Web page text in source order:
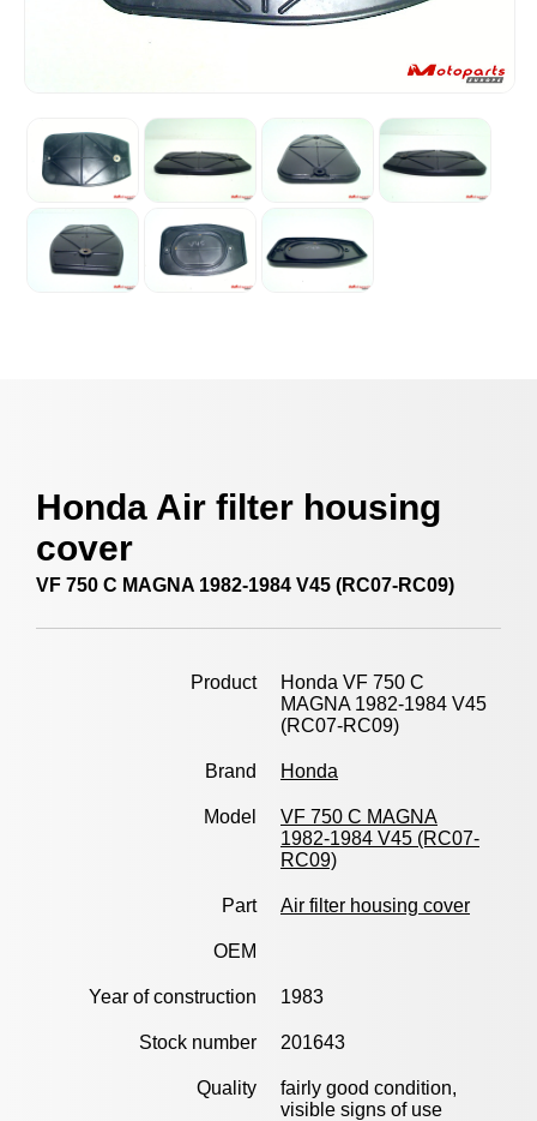
Honda Air filter housing
cover
VF 750 C MAGNA 1982-1984 V45 (RC07-RC09)
Product
Honda VF 750 C
MAGNA 1982-1984 V45
(RC07-RC09)
Brand Honda
Model
VF 750 C MAGNA
1982-1984 V45 (RC07-
RC09)
Part Air filter housing cover
OEM
Year of construction 1983
Stock number 201643
Quality
fairly good condition,
visible signs of use